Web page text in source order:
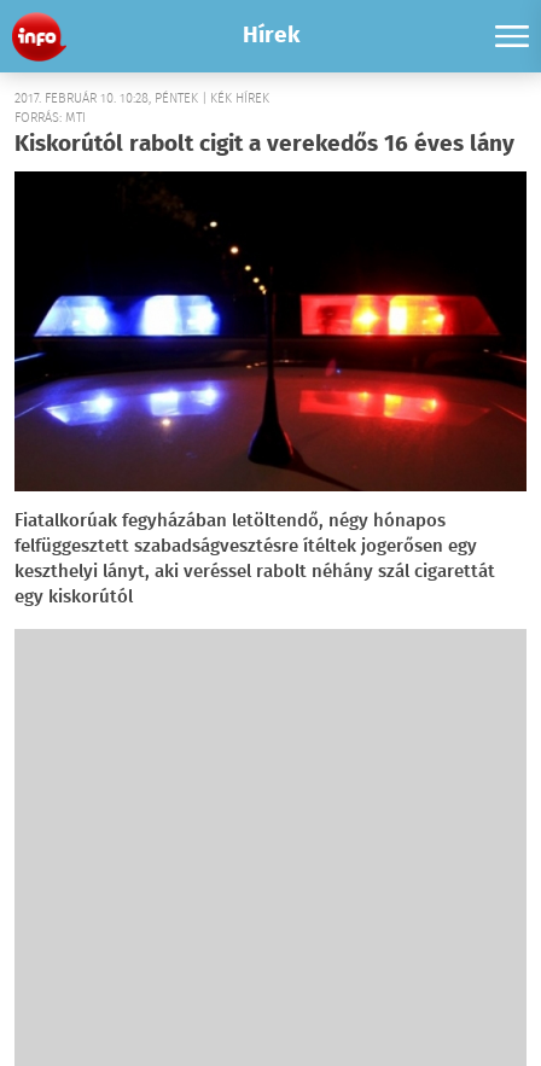
Hírek
2017. FEBRUÁR 10. 10:28, PÉNTEK | KÉK HÍREK
FORRÁS: MTI
Kiskorútól rabolt cigit a verekedős 16 éves lány
Fiatalkorúak fegyházában letöltendő, négy hónapos
felfüggesztett szabadságvesztésre ítéltek jogerősen egy
keszthelyi lányt, aki veréssel rabolt néhány szál cigarettát
egy kiskorútól